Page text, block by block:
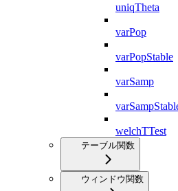
uniqTheta
varPop
varPopStable
varSamp
welchTTest
テーブル関数
ウィンドウ関数